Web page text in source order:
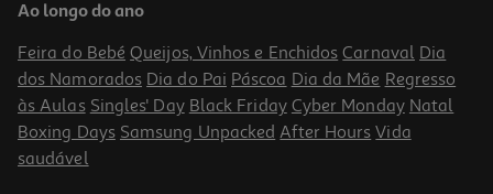
0.12 €/un
1,79 €
Ao longo do ano
Feira do Bebé Queijos, Vinhos e Enchidos Carnaval Dia
dos Namorados Dia do Pai Páscoa Dia da Mãe Regresso
às Aulas Singles' Day Black Friday Cyber Monday Natal
Boxing Days Samsung Unpacked After Hours Vida
saudável